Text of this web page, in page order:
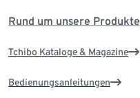
Rund um unsere Produkte
Tchibo Kataloge & Magazine
Bedienungsanleitungen